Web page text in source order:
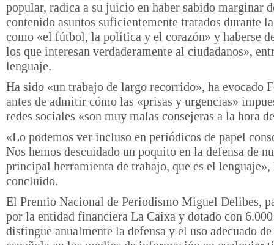
popular, radica a su juicio en haber sabido marginar
contenido asuntos suficientemente tratados durante
como «el fútbol, la política y el corazón» y haberse
los que interesan verdaderamente al ciudadanos»,
lenguaje.
Ha sido «un trabajo de largo recorrido», ha evocado
antes de admitir cómo las «prisas y urgencias»
redes sociales «son muy malas consejeras a la hora
«Lo podemos ver incluso en periódicos de papel
Nos hemos descuidado un poquito en la defensa de
principal herramienta de trabajo, que es el lenguaje»,
concluido.
El Premio Nacional de Periodismo Miguel Delibes,
por la entidad financiera La Caixa y dotado con
distingue anualmente la defensa y el uso adecuado